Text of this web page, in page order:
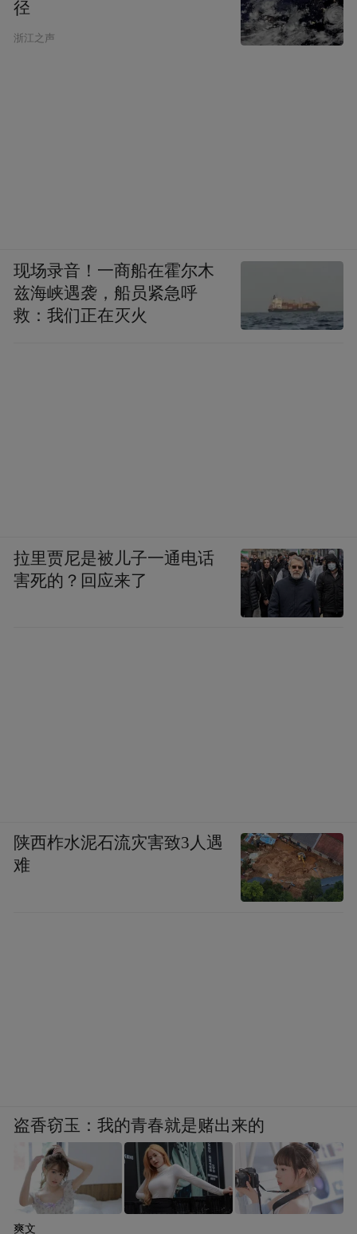
径
浙江之声
现场录音！一商船在霍尔木
兹海峡遇袭，船员紧急呼
救：我们正在灭火
拉里贾尼是被儿子一通电话
害死的？回应来了
陕西柞水泥石流灾害致3人遇
难
盗香窃玉：我的青春就是赌出来的
爽文